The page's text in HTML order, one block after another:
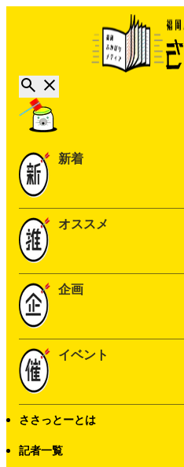
新着
オススメ
企画
イベント
ささっとーとは
記者一覧